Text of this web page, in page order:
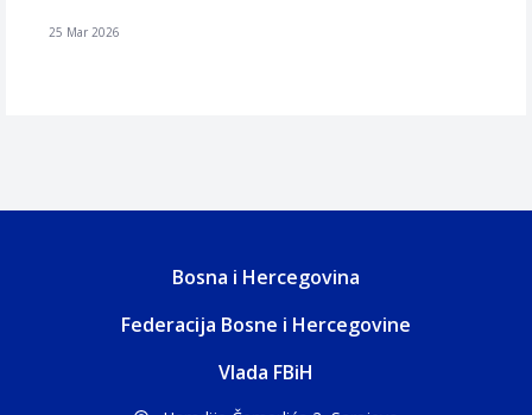
25 Mar 2026
Bosna i Hercegovina
Federacija Bosne i Hercegovine
Vlada FBiH